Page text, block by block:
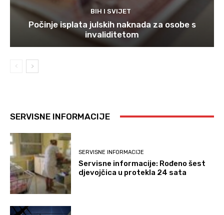
BIH I SVIJET
Počinje isplata julskih naknada za osobe s
invaliditetom
SERVISNE INFORMACIJE
SERVISNE INFORMACIJE
Servisne informacije: Rođeno šest
djevojčica u protekla 24 sata